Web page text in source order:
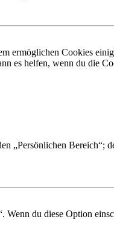
ermöglichen Cookies
es helfen, wenn du die
„Persönlichen Bereich“;
du diese Option